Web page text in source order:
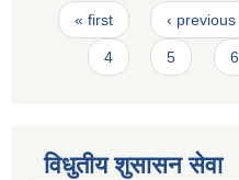
Pages
« first ‹ previous
4 5 6
विधुतीय शुसासन सेवा